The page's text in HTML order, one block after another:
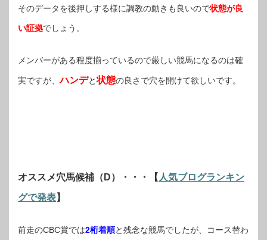
そのデータを後押しする様に調教の動きも良いので状態が良
い証拠でしょう。
メンバーがある程度揃っているので厳しい競馬になるのは確
実ですが、ハンデと状態の良さで穴を開けて欲しいです。
オススメ穴馬候補（D）・・・【 人気ブログランキン
グで発表】
前走のCBC賞では2桁着順と残念な競馬でしたが、コース替わ